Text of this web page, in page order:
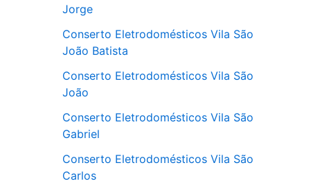
Jorge
Conserto Eletrodomésticos Vila São
João Batista
Conserto Eletrodomésticos Vila São
João
Conserto Eletrodomésticos Vila São
Gabriel
Conserto Eletrodomésticos Vila São
Carlos